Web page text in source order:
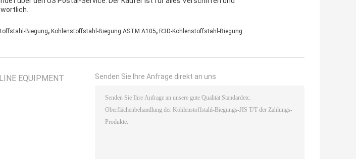
Biegung, Kohlenstoffstahl-Biegung ASTM A105, R3D-Kohlenstoffstahl-Biegung
EQUIPMENT
Senden Sie Ihre Anfrage direkt an uns